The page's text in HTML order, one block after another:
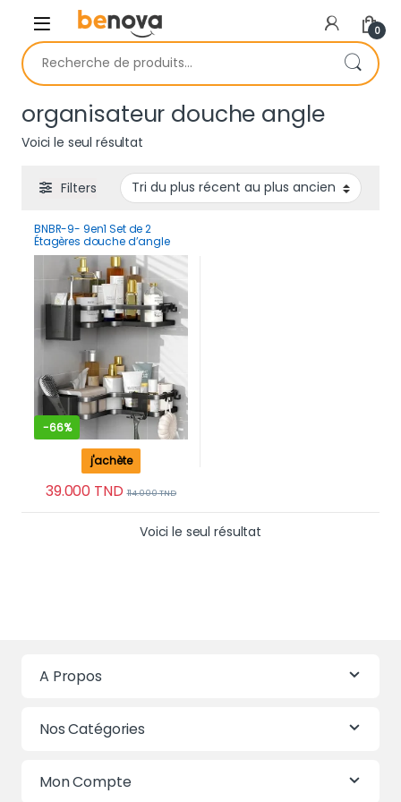
Skip to navigation
Skip to content
0
Recherche pour :
organisateur douche angle
Voici le seul résultat
Filters
BNBR-9- 9en1 Set de 2
Étagères douche d’angle
sans perçage INOX
rangement salle de bain
-66%
39.000 TND 114.000TND
j'achète
Voici le seul résultat
A Propos
Nos Catégories
Mon Compte